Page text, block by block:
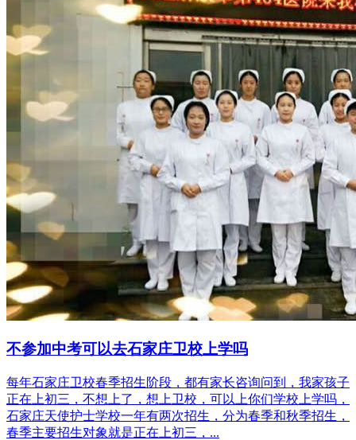
不参加中考可以去石家庄卫校上学吗
每年石家庄卫校春季招生阶段，都有家长咨询问到，我家孩子
正在上初三，不想上了，想上卫校，可以上你们学校上学吗，
石家庄天使护士学校一年有两次招生，分为春季和秋季招生，
春季主要招生对象就是正在上初三，...